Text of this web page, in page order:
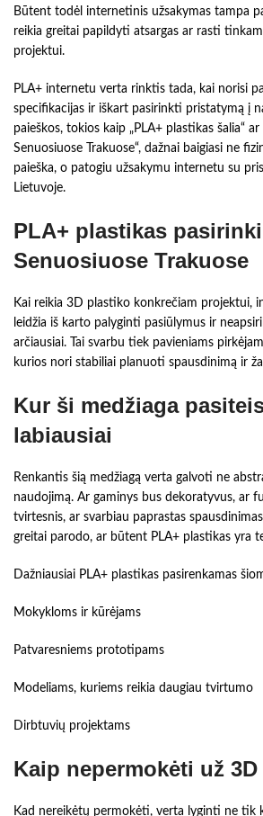
Būtent todėl internetinis užsakymas tampa
reikia greitai papildyti atsargas ar rasti
projektui.
PLA+ internetu verta rinktis tada, kai norisi
specifikacijas ir iškart pasirinkti pristatymą į
paieškos, tokios kaip „PLA+ plastikas šalia“
Senuosiuose Trakuose“, dažnai baigiasi ne
paieška, o patogiu užsakymu internetu su
Lietuvoje.
PLA+ plastikas
Senuosiuose Trakuose
Kai reikia 3D plastiko konkrečiam projektui,
leidžia iš karto palyginti pasiūlymus ir
arčiausiai. Tai svarbu tiek pavieniams
kurios nori stabiliai planuoti spausdinimą ir
Kur ši medžiaga
labiausiai
Renkantis šią medžiagą verta galvoti ne
naudojimą. Ar gaminys bus dekoratyvus, ar
tvirtesnis, ar svarbiau paprastas
greitai parodo, ar būtent PLA+ plastikas yra
Dažniausiai PLA+ plastikas pasirenkamas
Mokykloms ir kūrėjams
Patvaresniems prototipams
Modeliams, kuriems reikia daugiau tvirtumo
Dirbtuvių projektams
Kaip nepermokėti už
Kad nereikėtų permokėti, verta lyginti ne tik